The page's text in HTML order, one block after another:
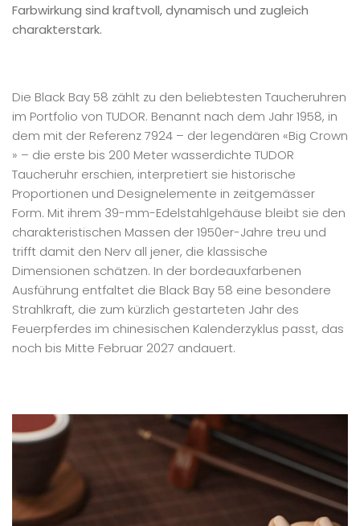
Farbwirkung sind kraftvoll, dynamisch und zugleich
charakterstark.
Die Black Bay 58 zählt zu den beliebtesten Taucheruhren
im Portfolio von TUDOR. Benannt nach dem Jahr 1958, in
dem mit der Referenz 7924 – der legendären «Big Crown
» – die erste bis 200 Meter wasserdichte TUDOR
Taucheruhr erschien, interpretiert sie historische
Proportionen und Designelemente in zeitgemässer
Form. Mit ihrem 39-mm-Edelstahlgehäuse bleibt sie den
charakteristischen Massen der 1950er-Jahre treu und
trifft damit den Nerv all jener, die klassische
Dimensionen schätzen. In der bordeauxfarbenen
Ausführung entfaltet die Black Bay 58 eine besondere
Strahlkraft, die zum kürzlich gestarteten Jahr des
Feuerpferdes im chinesischen Kalenderzyklus passt, das
noch bis Mitte Februar 2027 andauert.